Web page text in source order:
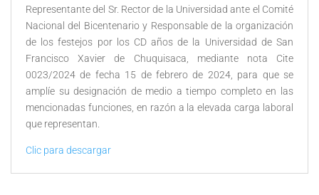
Representante del Sr. Rector de la Universidad ante el Comité
Nacional del Bicentenario y Responsable de la organización
de los festejos por los CD años de la Universidad de San
Francisco Xavier de Chuquisaca, mediante nota Cite
0023/2024 de fecha 15 de febrero de 2024, para que se
amplíe su designación de medio a tiempo completo en las
mencionadas funciones, en razón a la elevada carga laboral
que representan.
Clic para descargar